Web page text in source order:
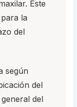
Este
la
del
según
del
del